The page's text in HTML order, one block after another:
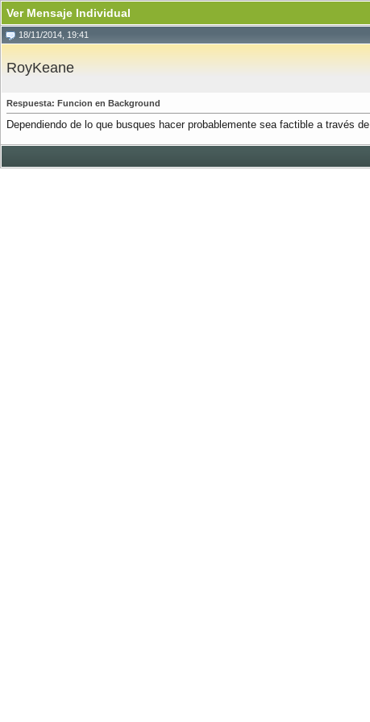
Ver Mensaje Individual
18/11/2014, 19:41
RoyKeane
Respuesta: Funcion en Background
Dependiendo de lo que busques hacer probablemente sea factible a través de